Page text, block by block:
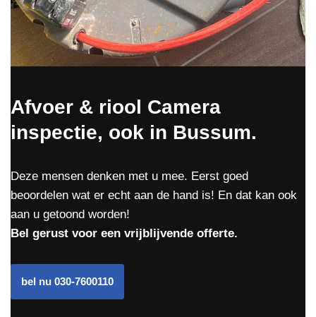
Afvoer & riool Camera
inspectie, ook in Bussum.
Deze mensen denken met u mee. Eerst goed
beoordelen wat er echt aan de hand is! En dat kan ook
aan u getoond worden!
Bel gerust voor een vrijblijvende offerte.
bel nu 030-7600110